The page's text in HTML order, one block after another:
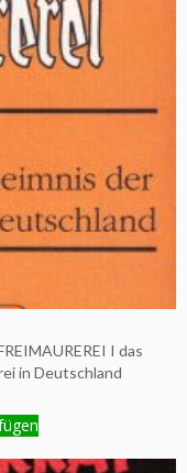
I das
in Deutschland